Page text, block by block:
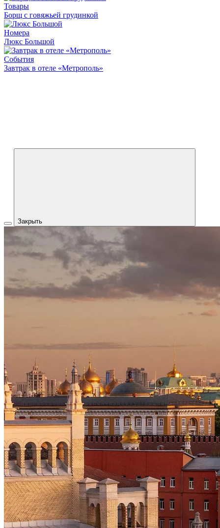
Товары
Борщ с говяжьей грудинкой
Номера
Люкс Большой
События
Завтрак в отеле «Метрополь»
Закрыть